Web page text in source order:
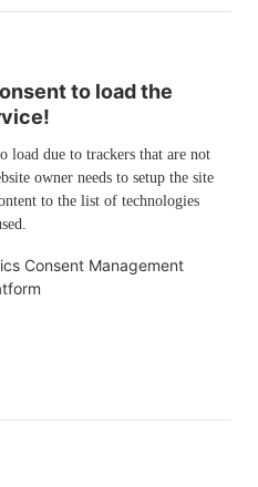
to load the
load due to trackers that are not
owner needs to setup the site
to the list of technologies
Consent Management